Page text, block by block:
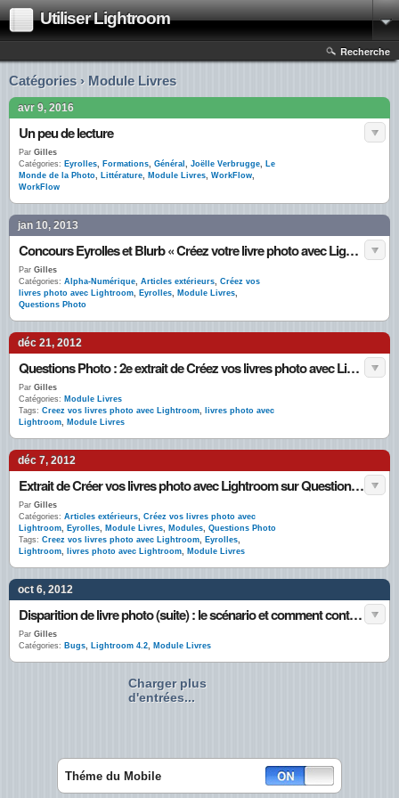
Utiliser Lightroom
Recherche
Catégories › Module Livres
avr 9, 2016
Un peu de lecture
Par Gilles
Catégories: Eyrolles, Formations, Général , Joëlle Verbrugge, Le
Monde de la Photo, Littérature, Module Livres, WorkFlow,
WorkFlow
jan 10, 2013
Concours Eyrolles et Blurb « Créez votre livre photo avec Lightroom »
Par Gilles
Catégories: Alpha-Numérique, Articles extérieurs, Créez vos
livres photo avec Lightroom, Eyrolles, Module Livres,
Questions Photo
déc 21, 2012
Questions Photo : 2e extrait de Créez vos livres photo avec Lightroom
Par Gilles
Catégories: Module Livres
Tags: Creez vos livres photo avec Lightroom,
livres photo avec
Lightroom, Module Livres
déc 7, 2012
Extrait de Créer vos livres photo avec Lightroom sur Questions Photo
Par Gilles
Catégories: Articles extérieurs, Créez vos livres photo avec
Lightroom, Eyrolles, Module Livres, Modules, Questions Photo
Tags: Creez vos livres photo avec Lightroom, Eyrolles,
Lightroom, livres photo avec Lightroom, Module Livres
oct 6, 2012
Disparition de livre photo (suite) : le scénario et comment contourner le problème
Par Gilles
Catégories: Bugs, Lightroom 4.2, Module Livres
Charger plus
d'entrées...
Théme du Mobile